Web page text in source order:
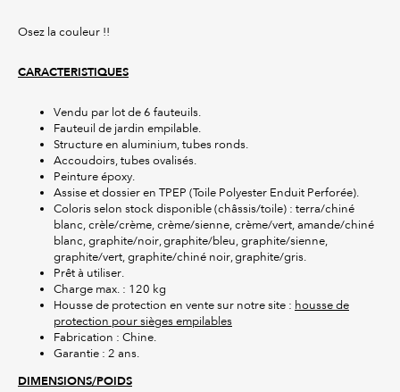
Osez la couleur !!
CARACTERISTIQUES
Vendu par lot de 6 fauteuils.
Fauteuil de jardin empilable.
Structure en aluminium, tubes ronds.
Accoudoirs, tubes ovalisés.
Peinture époxy.
Assise et dossier en TPEP (Toile Polyester Enduit Perforée).
Coloris selon stock disponible (châssis/toile) : terra/chiné
blanc, crèle/crème, crème/sienne, crème/vert, amande/chiné
blanc, graphite/noir, graphite/bleu, graphite/sienne,
graphite/vert, graphite/chiné noir, graphite/gris.
Prêt à utiliser.
Charge max. : 120 kg
Housse de protection en vente sur notre site : housse de
protection pour sièges empilables
Fabrication : Chine.
Garantie : 2 ans.
DIMENSIONS/POIDS